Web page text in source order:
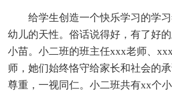
给学生创造一个快乐学习的学
幼儿的天性。俗话说得好，有了好
小苗。小二班的班主任xxx老师、
师，她们始终恪守给家长和社会的
尊重，一视同仁。小二班共有xx个